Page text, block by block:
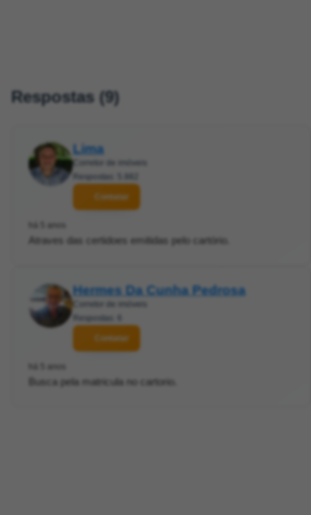
Respostas (9)
Lima
Corretor de imóveis
Respostas: 5.882
Contatar
há 5 anos
Atraves das certidoes emitidas pelo cartório.
Hermes Da Cunha Pedrosa
Corretor de imóveis
Respostas: 6
Contatar
há 5 anos
Busca pela matricula no cartorio.